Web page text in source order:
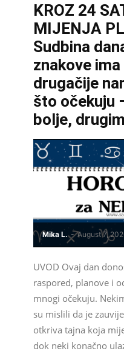
KROZ 24
MIJENJA
Sudbina
znakove
drugačije
što očekuju
bolje,
Mika L. - August 7,
UVOD Ovaj dan
raspored, planove i
mnogi očekuju.
su mislili da je
otkriva tajna koja
dok neki konačno